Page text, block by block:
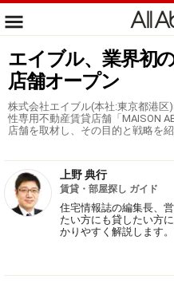
エイブル、業界初
店舗オープン
株式会社エイブル(本社:東京都港
性専用不動産賃貸店舗「MAISON
店舗を取材し、その目的と戦略を紹
上野 典行
賃貸・部屋探し ガイド
住宅情報誌の編集長、
たい方にも貸したい方
かりやすく解説します。